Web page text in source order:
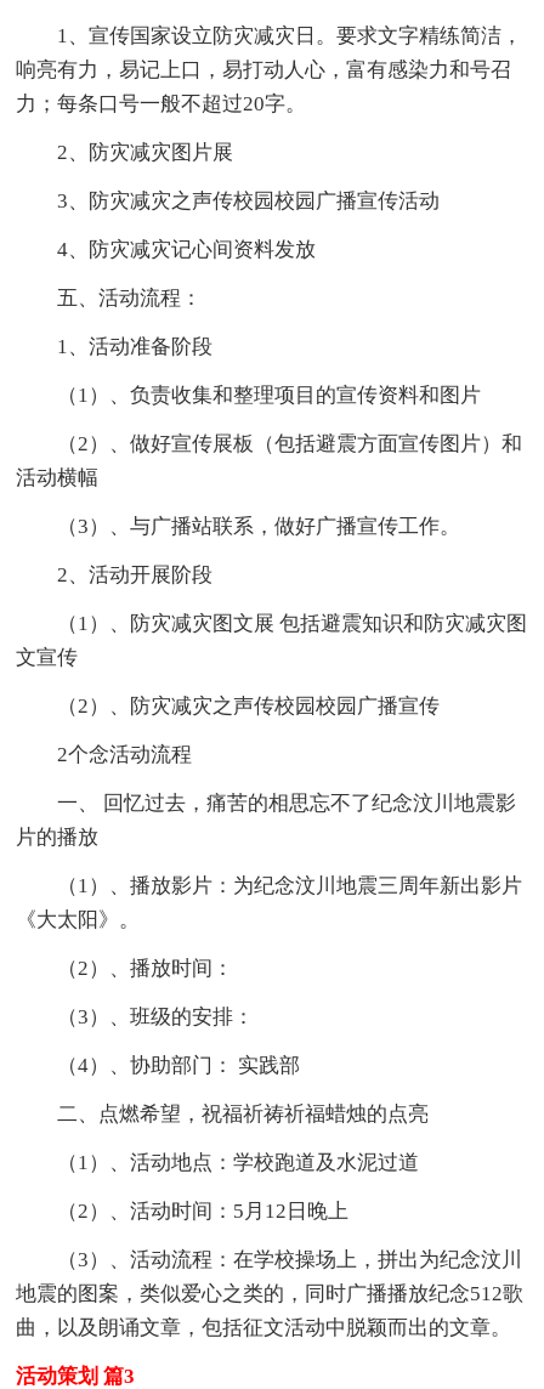
1、宣传国家设立防灾减灾日。要求文字精练简洁，
响亮有力，易记上口，易打动人心，富有感染力和号召
力；每条口号一般不超过20字。
2、防灾减灾图片展
3、防灾减灾之声传校园校园广播宣传活动
4、防灾减灾记心间资料发放
五、活动流程：
1、活动准备阶段
（1）、负责收集和整理项目的宣传资料和图片
（2）、做好宣传展板（包括避震方面宣传图片）和
活动横幅
（3）、与广播站联系，做好广播宣传工作。
2、活动开展阶段
（1）、防灾减灾图文展 包括避震知识和防灾减灾图
文宣传
（2）、防灾减灾之声传校园校园广播宣传
2个念活动流程
一、 回忆过去，痛苦的相思忘不了纪念汶川地震影
片的播放
（1）、播放影片：为纪念汶川地震三周年新出影片
《大太阳》。
（2）、播放时间：
（3）、班级的安排：
（4）、协助部门： 实践部
二、点燃希望，祝福祈祷祈福蜡烛的点亮
（1）、活动地点：学校跑道及水泥过道
（2）、活动时间：5月12日晚上
（3）、活动流程：在学校操场上，拼出为纪念汶川
地震的图案，类似爱心之类的，同时广播播放纪念512歌
曲，以及朗诵文章，包括征文活动中脱颖而出的文章。
活动策划 篇3